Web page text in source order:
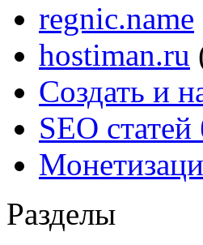
regnic.name
hostiman.ru
Создать и
SEO статей
Разделы